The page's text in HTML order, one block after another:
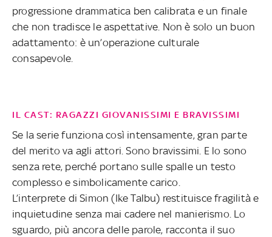
progressione drammatica ben calibrata e un finale
che non tradisce le aspettative. Non è solo un buon
adattamento: è un’operazione culturale
consapevole.
IL CAST: RAGAZZI GIOVANISSIMI E BRAVISSIMI
Se la serie funziona così intensamente, gran parte
del merito va agli attori. Sono bravissimi. E lo sono
senza rete, perché portano sulle spalle un testo
complesso e simbolicamente carico.
L’interprete di Simon (Ike Talbu) restituisce fragilità e
inquietudine senza mai cadere nel manierismo. Lo
sguardo, più ancora delle parole, racconta il suo